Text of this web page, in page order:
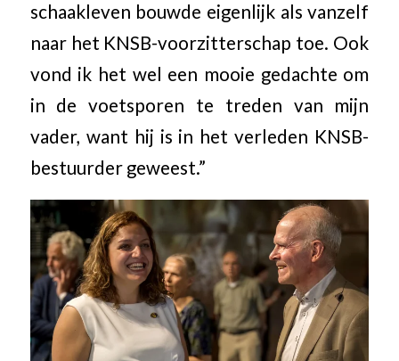
schaakleven bouwde eigenlijk als vanzelf
naar het KNSB-voorzitterschap toe. Ook
vond ik het wel een mooie gedachte om
in de voetsporen te treden van mijn
vader, want hij is in het verleden KNSB-
bestuurder geweest.”